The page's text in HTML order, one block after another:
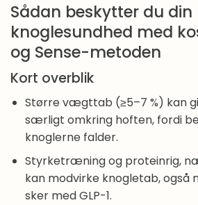
Sådan beskytter du din
knoglesundhed med
og Sense-metoden
Kort overblik
Større vægttab (≥5–7 %) kan
særligt omkring hoften, fordi
knoglerne falder.
Styrketræning og proteinrig,
kan modvirke knogletab,
sker med GLP-1.